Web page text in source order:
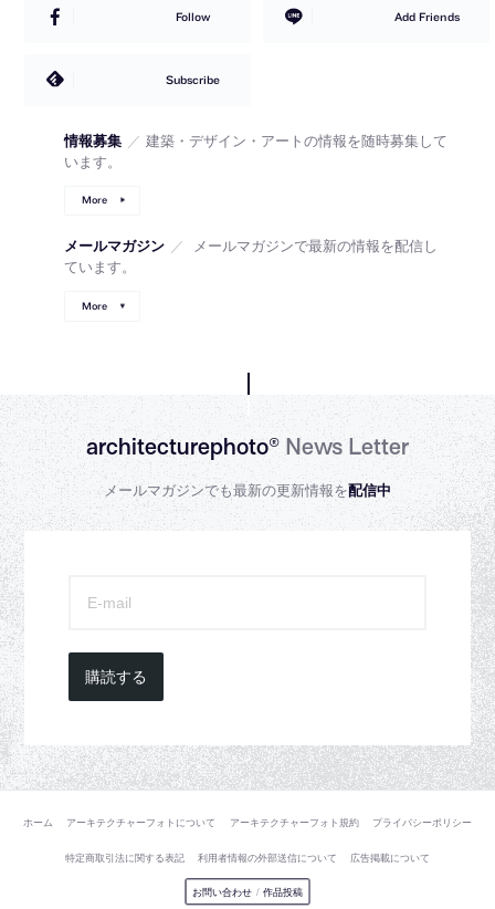
Follow Add Friends
Subscribe
情報募集 ／ 建築・デザイン・アートの情報を随時募集して
います。
More
メールマガジン ／
メールマガジンで最新の情報を配信し
ています。
More
architecturephoto®News Letter
メールマガジンでも最新の更新情報を配信中
購読する
ホーム アーキテクチャーフォトについて アーキテクチャーフォト規約 プライバシーポリシー
特定商取引法に関する表記 利用者情報の外部送信について 広告掲載について
お問い合わせ / 作品投稿